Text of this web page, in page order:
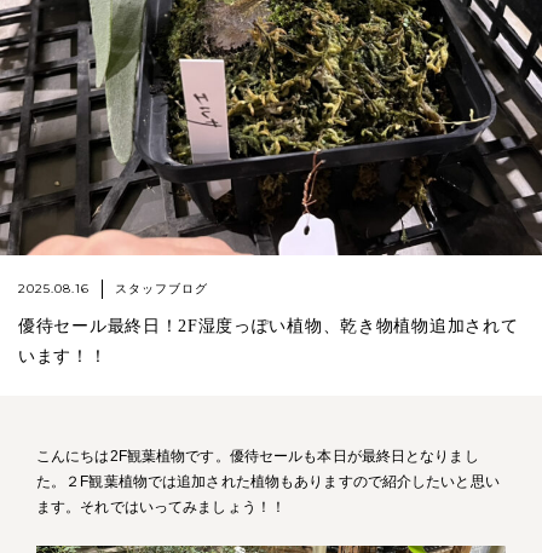
2025.08.16 スタッフブログ
優待セール最終日！2F湿度っぽい植物、乾き物植物追加されて
います！！
こんにちは2F観葉植物です。優待セールも本日が最終日となりまし
た。２F観葉植物では追加された植物もありますので紹介したいと思い
ます。それではいってみましょう！！